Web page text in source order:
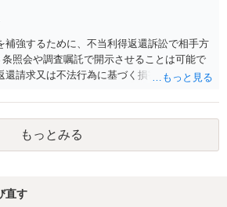
補強するために、不当利得返還訴訟で相手方
照会や調査嘱託で開示させることは可能で
請求又は不法行為に基づく損害賠償請求の
れます。もっとも、網羅的な探索的調査と
ますので、具体的な期間等を特定して行う
き出しと入金の金額と日付がすべて一致して
くらいでしょうか。 ⇒誠に恐縮ですが、勝
の場合には、よくて５分５分というところ
もっとみる
直す